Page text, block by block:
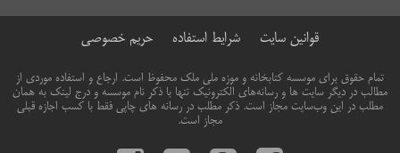
قوانین سایت شرایط استفاده حریم خصوصی
تمام حقوق برای موسسه کتابخانه و موزه ملی ملک محفوظ است. ارجاع و استفاده موردی از
مطالب در دیگر سایت ها و رسانه‌های الکترونیک تنها با ذکر نام موسسه و درج لینک به همان
مطلب در این وب‌سایت مجاز است. ذکر مطلب در رسانه های چاپی فقط با کسب اجازه قبلی
مجاز است.